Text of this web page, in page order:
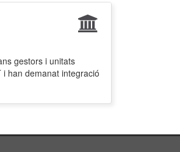
gestors i unitats
han demanat integració